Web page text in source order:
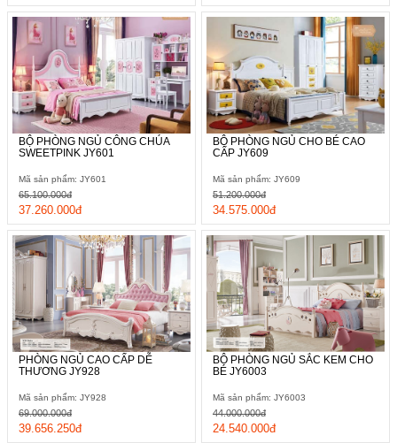
BỘ PHÒNG NGỦ CÔNG CHÚA
SWEETPINK JY601
Mã sản phẩm: JY601
37.260.000đ
65.100.000đ
BỘ PHÒNG NGỦ CHO BÉ CAO
CẤP JY609
Mã sản phẩm: JY609
34.575.000đ
51.200.000đ
PHÒNG NGỦ CAO CẤP DỄ
THƯƠNG JY928
Mã sản phẩm: JY928
39.656.250đ
69.000.000đ
BỘ PHÒNG NGỦ SẮC KEM CHO
BÉ JY6003
Mã sản phẩm: JY6003
24.540.000đ
44.000.000đ